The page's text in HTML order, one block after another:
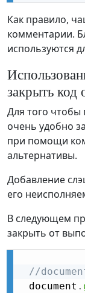
Как правило,
комментарии.
используются
закрыть код
Для того чтобы
очень удобно
при помощи
альтернативы.
Добавление
его
В следующем
закрыть от
//
document .